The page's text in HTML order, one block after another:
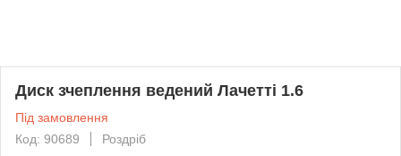
Диск зчеплення ведений Лачетті 1.6
Під замовлення
Код: 90689
Роздріб